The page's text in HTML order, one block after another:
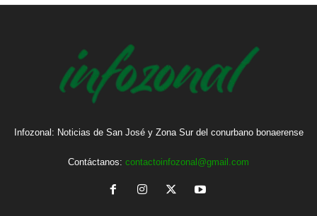
Infozonal: Noticias de San José y Zona Sur del conurbano bonaerense
Contáctanos: contactoinfozonal@gmail.com